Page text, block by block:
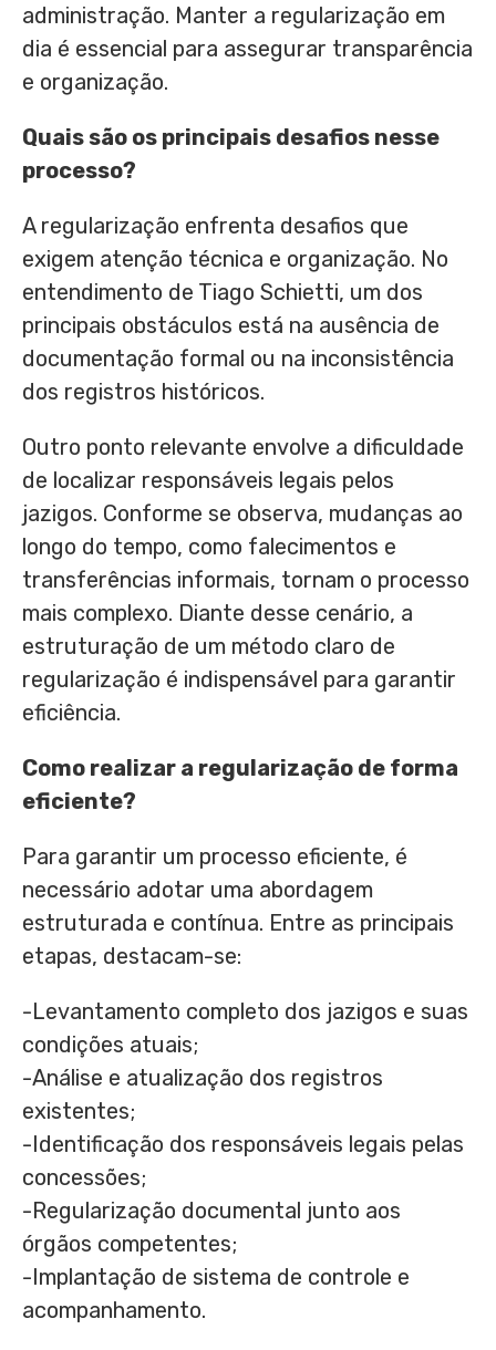
administração. Manter a regularização em
dia é essencial para assegurar transparência
e organização.
Quais são os principais desafios nesse
processo?
A regularização enfrenta desafios que
exigem atenção técnica e organização. No
entendimento de Tiago Schietti, um dos
principais obstáculos está na ausência de
documentação formal ou na inconsistência
dos registros históricos.
Outro ponto relevante envolve a dificuldade
de localizar responsáveis legais pelos
jazigos. Conforme se observa, mudanças ao
longo do tempo, como falecimentos e
transferências informais, tornam o processo
mais complexo. Diante desse cenário, a
estruturação de um método claro de
regularização é indispensável para garantir
eficiência.
Como realizar a regularização de forma
eficiente?
Para garantir um processo eficiente, é
necessário adotar uma abordagem
estruturada e contínua. Entre as principais
etapas, destacam-se:
-Levantamento completo dos jazigos e suas
condições atuais;
-Análise e atualização dos registros
existentes;
-Identificação dos responsáveis legais pelas
concessões;
-Regularização documental junto aos
órgãos competentes;
-Implantação de sistema de controle e
acompanhamento.